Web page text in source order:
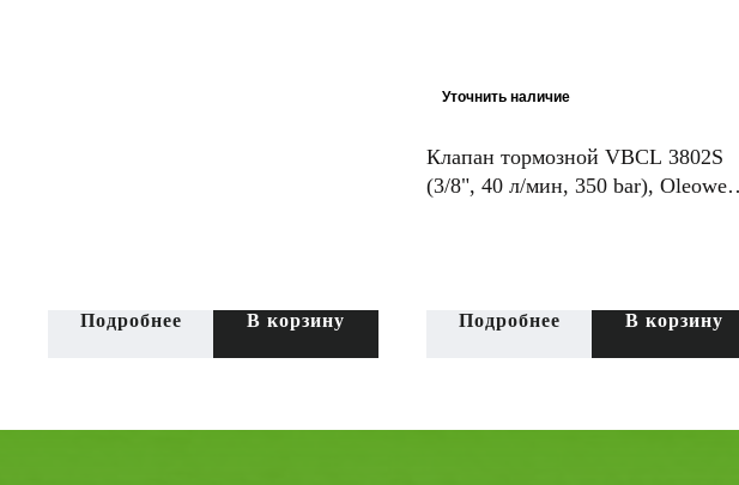
Подробнее В корзину
Клапан тормозной VBCL 3802S
(3/8", 40 л/мин, 350 bar), Oleoweb
Подробнее В корзину